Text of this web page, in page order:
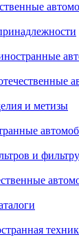
и метизы
и